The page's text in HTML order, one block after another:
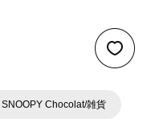
SNOOPY Chocolat/雑貨